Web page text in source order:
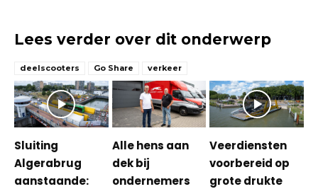
Lees verder over dit onderwerp
deelscooters Go Share verkeer
Sluiting
Algerabrug
aanstaande:
Alle hens aan
dek bij
ondernemers
Veerdiensten
voorbereid op
grote drukte